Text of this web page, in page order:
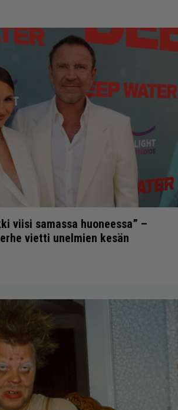
viisi samassa huoneessa” –
vietti unelmien kesän